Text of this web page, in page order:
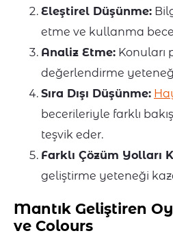
Eleştirel Düşünme:
etme ve kullanma
Analiz Etme: Konuları
değerlendirme
Sıra Dışı Düşünme:
becerileriyle farklı
teşvik eder.
Farklı Çözüm Yolları
geliştirme yeteneği
Mantık Geliştiren
ve Colours